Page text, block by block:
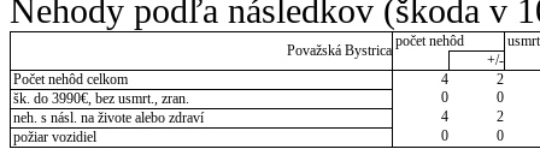
Nehody podľa následkov (škoda v
Považská Bystrica
počet nehôd
+/-
Počet nehôd celkom
4
2
šk. do 3990€, bez usmrt., zran.
0
0
neh. s násl. na živote alebo zdraví
4
2
požiar vozidiel
0 0